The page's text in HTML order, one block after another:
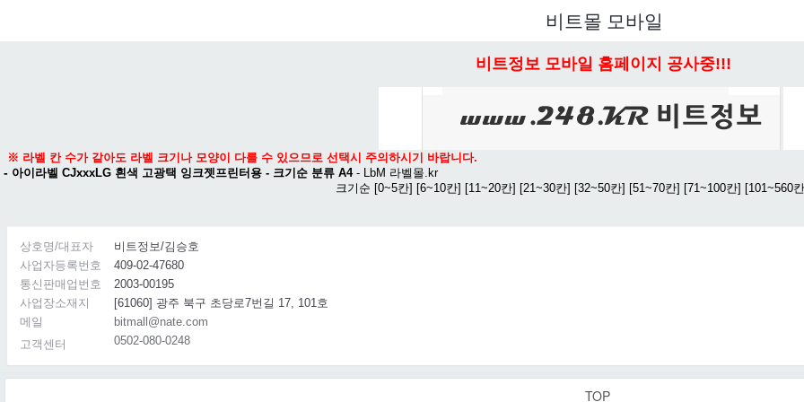
비트몰 모바일
비트정보 모바일 홈페이지 공사중!!!
※ 라벨 칸 수가 같아도 라벨 크기나 모양이 다를 수 있으므로 선택시 주의하시기 바랍니다.
- 아이라벨 CJxxxLG 흰색 고광택 잉크젯프린터용 - 크기순 분류 A4- LbM 라벨몰.kr
크기순 [0~5칸] [6~10칸] [11~20칸] [21~30칸] [32~50칸] [51~70칸] [71~100칸] [101~560
상호명/대표자
비트정보/김승호
사업자등록번호
409-02-47680
통신판매업번호
2003-00195
사업장소재지
[61060] 광주 북구 초당로7번길 17, 101호
메일
bitmall@nate.com
고객센터
0502-080-0248
TOP